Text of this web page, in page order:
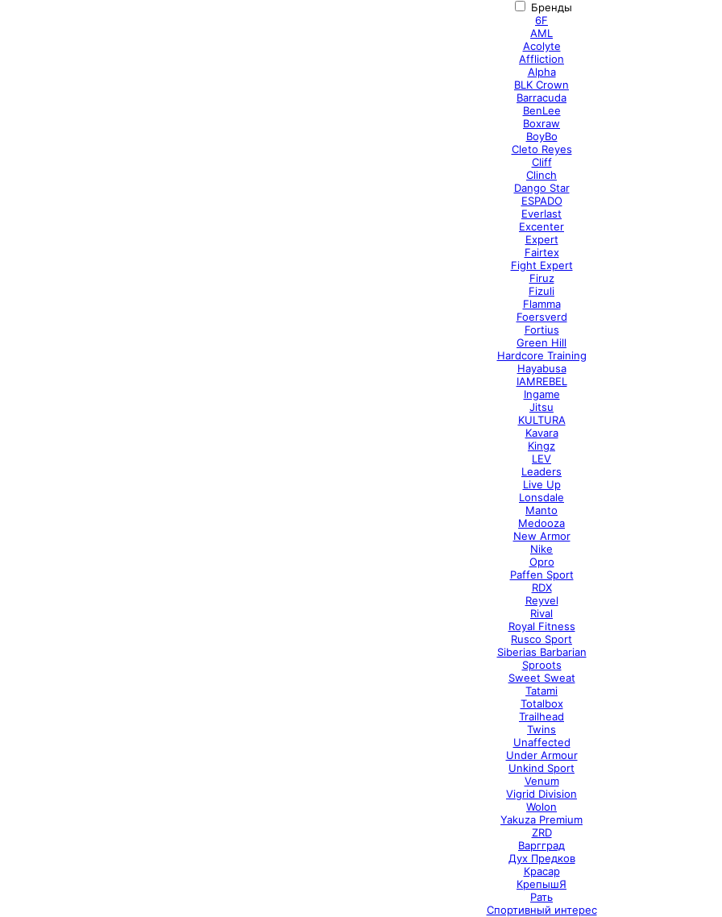
Бренды
6F
AML
Acolyte
Affliction
Alpha
BLK Crown
Barracuda
BenLee
Boxraw
BoyBo
Cleto Reyes
Cliff
Clinch
Dango Star
ESPADO
Everlast
Excenter
Expert
Fairtex
Fight Expert
Firuz
Fizuli
Flamma
Foersverd
Fortius
Green Hill
Hardcore Training
Hayabusa
IAMREBEL
Ingame
Jitsu
KULTURA
Kavara
Kingz
LEV
Leaders
Live Up
Lonsdale
Manto
Medooza
New Armor
Nike
Opro
Paffen Sport
RDX
Reyvel
Rival
Royal Fitness
Rusco Sport
Siberias Barbarian
Sproots
Sweet Sweat
Tatami
Totalbox
Trailhead
Twins
Unaffected
Under Armour
Unkind Sport
Venum
Vigrid Division
Wolon
Yakuza Premium
ZRD
Варгград
Дух Предков
Красар
КрепышЯ
Рать
Спортивный интерес